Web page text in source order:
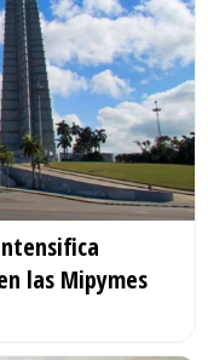
las Mipymes